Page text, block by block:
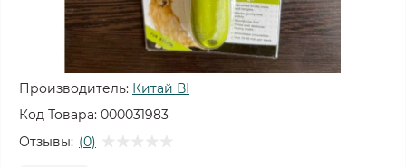
Производитель: Китай ВІ
Код Товара: 000031983
Отзывы: (0)